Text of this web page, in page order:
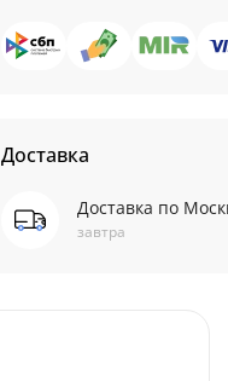
Доставка
Доставка по
завтра